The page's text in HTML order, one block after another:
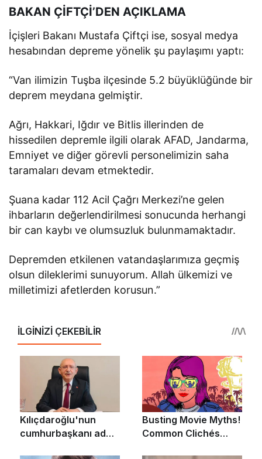
BAKAN ÇİFTÇİ’DEN AÇIKLAMA
İçişleri Bakanı Mustafa Çiftçi ise, sosyal medya
hesabından depreme yönelik şu paylaşımı yaptı:
“Van ilimizin Tuşba ilçesinde 5.2 büyüklüğünde bir
deprem meydana gelmiştir.
Ağrı, Hakkari, Iğdır ve Bitlis illerinden de
hissedilen depremle ilgili olarak AFAD, Jandarma,
Emniyet ve diğer görevli personelimizin saha
taramaları devam etmektedir.
Şuana kadar 112 Acil Çağrı Merkezi’ne gelen
ihbarların değerlendirilmesi sonucunda herhangi
bir can kaybı ve olumsuzluk bulunmamaktadır.
Depremden etkilenen vatandaşlarımıza geçmiş
olsun dileklerimi sunuyorum. Allah ülkemizi ve
milletimizi afetlerden korusun.”